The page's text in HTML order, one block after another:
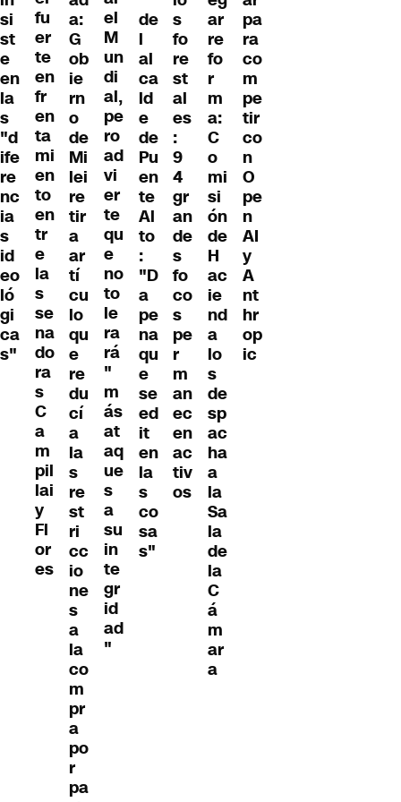
si
st
e
en
la
s
"d
ife
re
nc
ia
s
id
eo
ló
gi
ca
s"
fu
er
te
en
fr
en
ta
mi
en
to
en
tr
e
la
s
se
na
do
ra
s
C
a
m
pil
lai
y
Fl
or
es
a:
G
ob
ie
rn
o
de
Mi
lei
re
tir
a
ar
tí
cu
lo
qu
e
re
du
cí
a
la
s
re
st
ri
cc
io
ne
s
a
la
co
m
pr
a
po
r
pa
el
M
un
di
al,
pe
ro
ad
vi
er
te
qu
e
no
to
le
ra
rá
"
m
ás
at
aq
ue
s
a
su
in
te
gr
id
ad
"
de
l
al
ca
ld
e
de
Pu
en
te
Al
to
:
"D
a
pe
na
qu
e
se
ed
it
en
la
s
co
sa
s"
s
fo
re
st
al
es
:
9
4
gr
an
de
s
fo
co
s
pe
r
m
an
ec
en
ac
tiv
os
ar
re
fo
r
m
a:
C
o
mi
si
ón
de
H
ac
ie
nd
a
lo
s
de
sp
ac
ha
a
la
Sa
la
de
la
C
á
m
ar
a
pa
ra
co
m
pe
tir
co
n
O
pe
n
AI
y
A
nt
hr
op
ic